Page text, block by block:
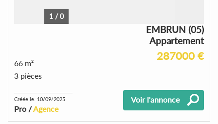
1 /0
EMBRUN (05)
Appartement
287000 €
66 m²
3 pièces
Créée le: 10/09/2025
Pro /Agence
Voir l'annonce